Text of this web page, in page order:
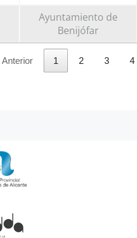
Ayuntamiento de
Benijófar
Anterior 1 2 3 4